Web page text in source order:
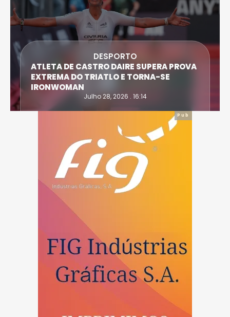
ECONOMIA
MC DONALD’S ENCONTROU “UM NOVO
AMOR” A NORTE DA CIDADE DE VISEU
Julho 27, 2026 . 20:00
Pub